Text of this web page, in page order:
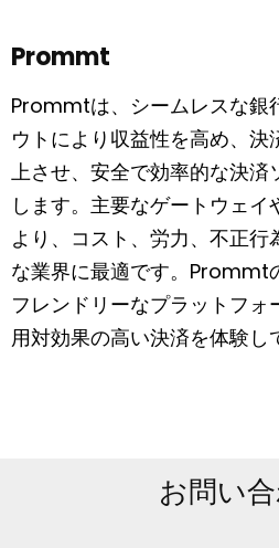
Prommt
Prommtは、シームレスな銀
ウトにより収益性を高め、決
上させ、安全で効率的な決済
します。主要なゲートウェ
より、コスト、労力、不正行
な業界に最適です。Prommt
フレンドリーなプラットフォ
用対効果の高い決済を体験し
お問い